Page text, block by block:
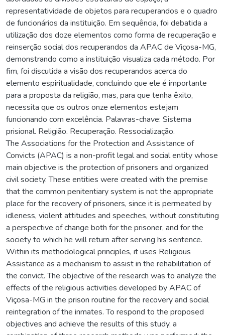
representatividade de objetos para recuperandos e o quadro
de funcionários da instituição. Em sequência, foi debatida a
utilização dos doze elementos como forma de recuperação e
reinserção social dos recuperandos da APAC de Viçosa-MG,
demonstrando como a instituição visualiza cada método. Por
fim, foi discutida a visão dos recuperandos acerca do
elemento espiritualidade, concluindo que ele é importante
para a proposta da religião, mas, para que tenha êxito,
necessita que os outros onze elementos estejam
funcionando com excelência. Palavras-chave: Sistema
prisional. Religião. Recuperação. Ressocialização.
The Associations for the Protection and Assistance of
Convicts (APAC) is a non-profit legal and social entity whose
main objective is the protection of prisoners and organized
civil society. These entities were created with the premise
that the common penitentiary system is not the appropriate
place for the recovery of prisoners, since it is permeated by
idleness, violent attitudes and speeches, without constituting
a perspective of change both for the prisoner, and for the
society to which he will return after serving his sentence.
Within its methodological principles, it uses Religious
Assistance as a mechanism to assist in the rehabilitation of
the convict. The objective of the research was to analyze the
effects of the religious activities developed by APAC of
Viçosa-MG in the prison routine for the recovery and social
reintegration of the inmates. To respond to the proposed
objectives and achieve the results of this study, a